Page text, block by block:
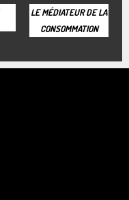
LE MÉDIATEUR DE LA
CONSOMMATION